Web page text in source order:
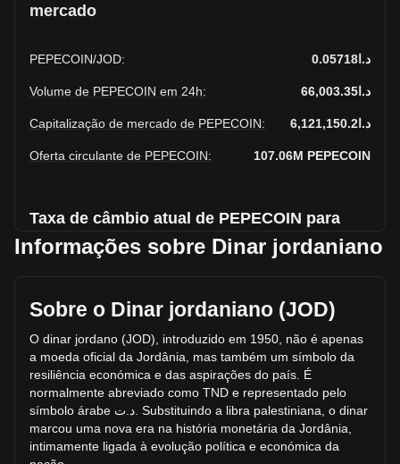
mercado
PEPECOIN/JOD: د.ا0.05718
Volume de PEPECOIN em 24h: د.ا66,003.35
Capitalização de mercado de PEPECOIN: د.ا6,121,150.2
Oferta circulante de PEPECOIN: 107.06M PEPECOIN
Taxa de câmbio atual de PEPECOIN para
JOD
O preço de mercado atual de PepeCoin é د.ا0.05718 por
PEPECOIN, com uma capitalização de mercado total de
د.ا6,121,150.2 JOD com base em uma oferta circulante de
107,057,220 PEPECOIN. O volume de trading de PepeCoin
teve variação de +9.53% (د.ا5,742.28 JOD) nas últimas 24
horas. No último dia de operações, o volume de trading de
PEPECOIN foi de د.ا60,261.07.
Informações sobre Dinar jordaniano
Sobre o Dinar jordaniano (JOD)
O dinar jordano (JOD), introduzido em 1950, não é apenas
a moeda oficial da Jordânia, mas também um símbolo da
resiliência económica e das aspirações do país. É
normalmente abreviado como TND e representado pelo
símbolo árabe
د ت . Substituindo a libra palestiniana, o dinar
marcou uma nova era na história monetária da Jordânia,
intimamente ligada à evolução política e económica da